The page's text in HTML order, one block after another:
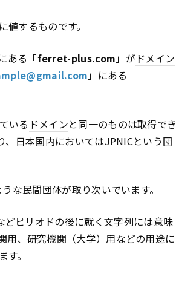
値するものです。
ある「ferret-plus.com 」が ドメイン
」にある
いる ドメインと同一のものは取得でき
日本国内においてはJPNICという団
な民間団体が取り次いでいます。
ピリオドの後に就く文字列には意味
用、研究機関（大学）用などの用途に
す。